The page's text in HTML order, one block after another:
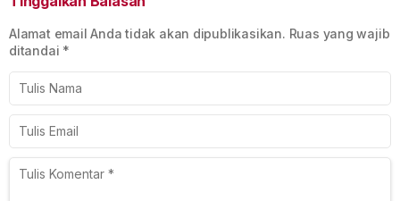
Alamat email Anda tidak akan dipublikasikan. Ruas yang wajib
ditandai *